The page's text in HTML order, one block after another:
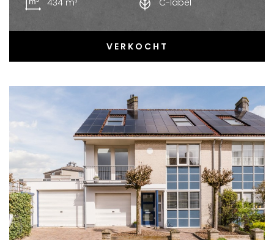
434 m³ C-label
VERKOCHT